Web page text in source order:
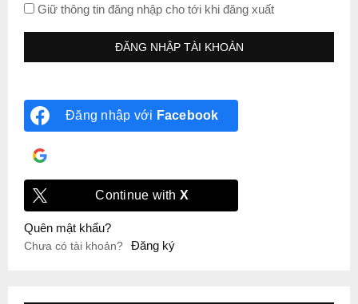
Giữ thông tin đăng nhập cho tới khi đăng xuất
Đăng nhập với Facebook
Continue with X
Quên mật khẩu?
Chưa có tài khoản? Đăng ký